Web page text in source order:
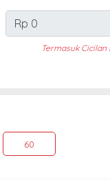
Termasuk Cicilan
60